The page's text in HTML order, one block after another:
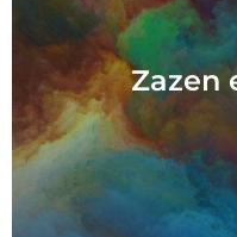
Zazen